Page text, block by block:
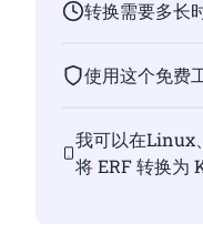
转换需要多长
使用这个免费
我可以在Linux
将 ERF 转换为